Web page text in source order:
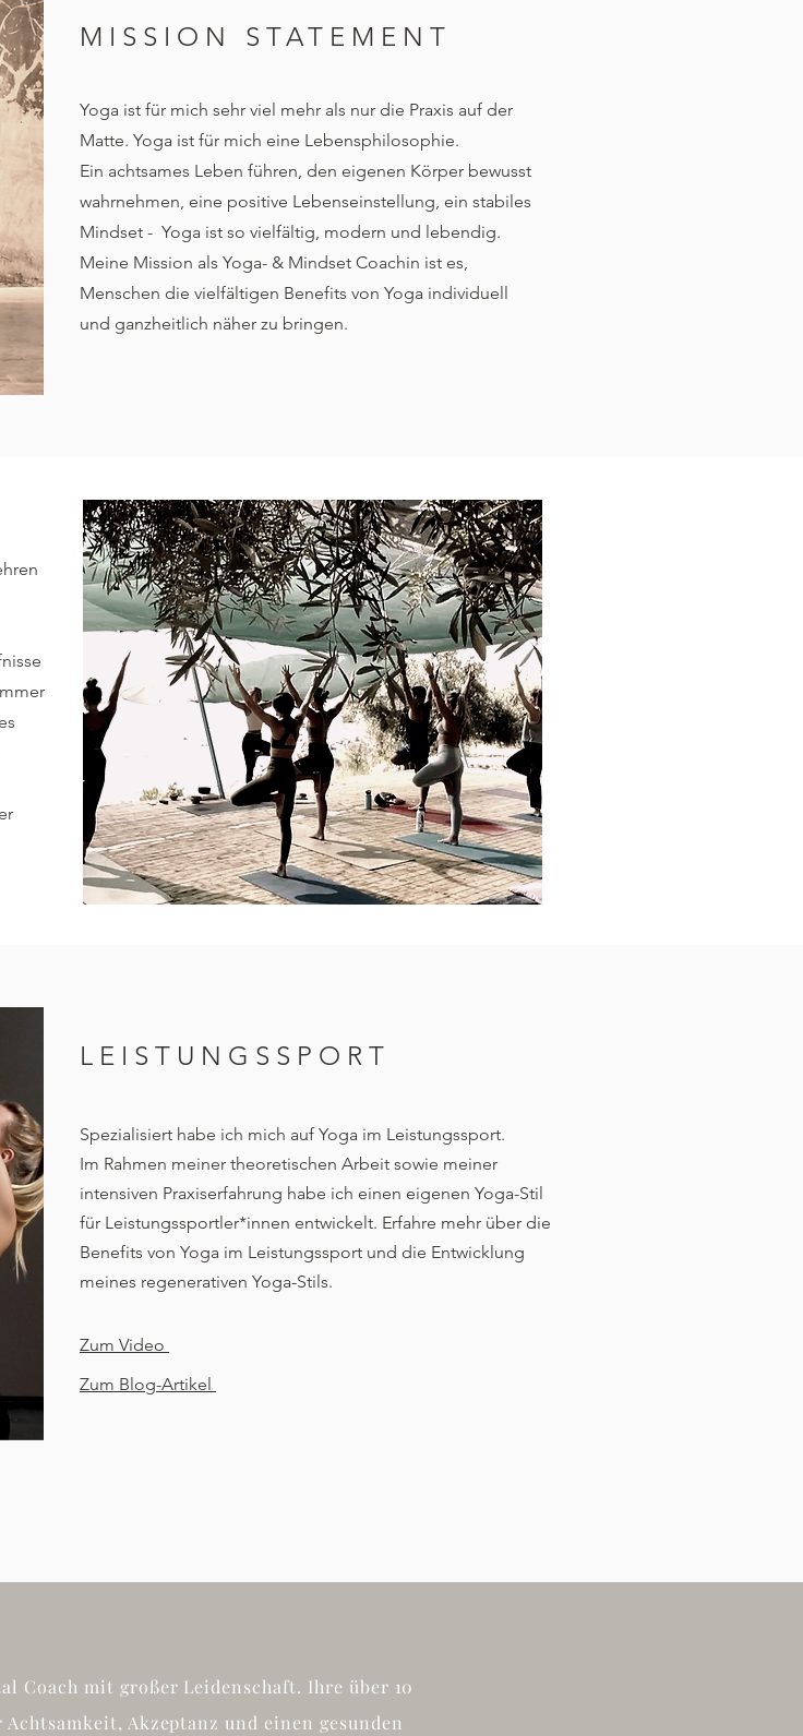
MISSION STATEMENT
Yoga ist für mich sehr viel mehr als nur die Praxis auf der
Matte. Yoga ist für mich eine Lebensphilosophie.
Ein achtsames Leben führen, den eigenen Körper bewusst
wahrnehmen, eine positive Lebenseinstellung, ein stabiles
Mindset - Yoga ist so vielfältig, modern und lebendig.
Meine Mission als Yoga- & Mindset Coachin ist es,
Menschen die vielfältigen Benefits von Yoga individuell
und ganzheitlich näher zu bringen.
LEISTUNGSSPORT
Spezialisiert habe ich mich auf Yoga im Leistungssport.
Im Rahmen meiner theoretischen Arbeit sowie meiner
intensiven Praxiserfahrung habe ich einen eigenen Yoga-Stil
für Leistungssportler*innen entwickelt. Erfahre mehr über die
Benefits von Yoga im Leistungssport und die Entwicklung
meines regenerativen Yoga-Stils.
Zum Video
Zum Blog-Artikel
Coach mit großer Leidenschaft. Ihre über 10
Achtsamkeit, Akzeptanz und einen gesunden